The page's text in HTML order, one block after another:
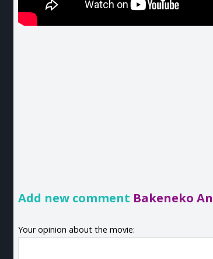
Add new comment Bakeneko
Your opinion about the movie: